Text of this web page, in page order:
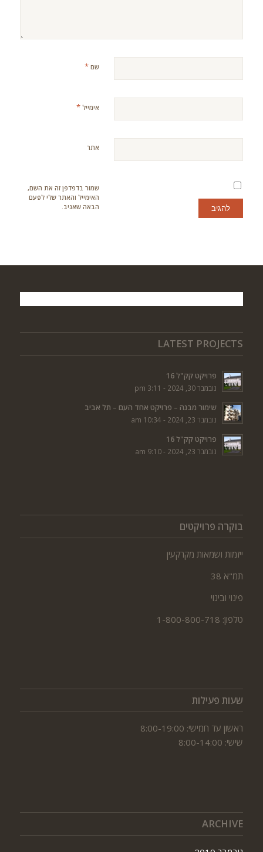
שם *
אימייל *
אתר
שמור בדפדפן זה את השם,
האימייל והאתר שלי לפעם
הבאה שאגיב.
LATEST PROJECTS
פרויקט קק"ל 16
נובמבר 30, 2024 - 3:11 pm
שימור מבנה – פרויקט אחד העם – תל אביב
נובמבר 23, 2024 - 10:34 am
פרויקט קק"ל 16
נובמבר 23, 2024 - 9:10 am
בוקרה פרויקטים
ייזמות ושמאות מקרקעין
תמ"א 38
פינוי ובינוי
טלפון: 1-800-800-718
שעות פעילות
ראשון עד חמישי: 8:00-19:00
שישי: 8:00-14:00
ARCHIVE